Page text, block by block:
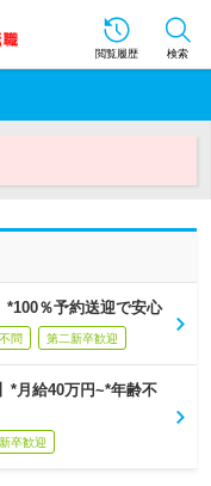
閲覧履歴 検索
*100％予約送迎で安心
問 第二新卒歓迎
*月給40万円~*年齢不
卒歓迎